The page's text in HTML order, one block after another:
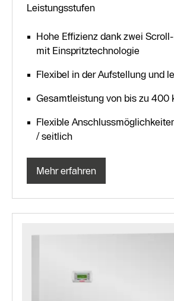
Leistungsstufen
Hohe Effizienz dank zwei
mit Einspritztechnologie
Flexibel in der Aufstellung und
Gesamtleistung von bis zu 400
Flexible
/ seitlich
Mehr erfahren